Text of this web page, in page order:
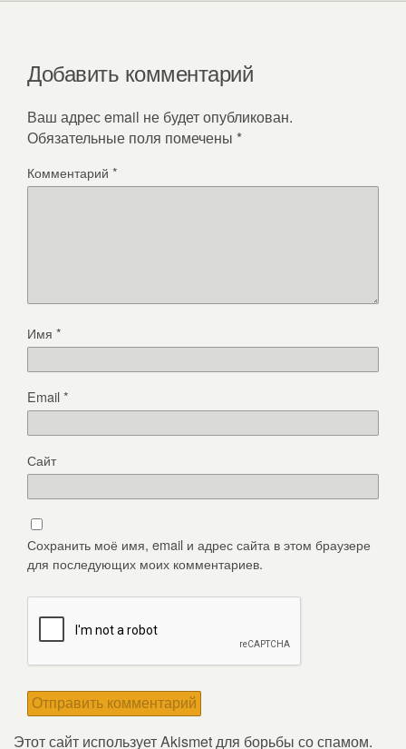
Добавить комментарий
Ваш адрес email не будет опубликован.
Обязательные поля помечены *
Комментарий *
Имя *
Email*
Сайт
Сохранить моё имя, email и адрес сайта в этом браузере
для последующих моих комментариев.
Этот сайт использует Akismet для борьбы со спамом.